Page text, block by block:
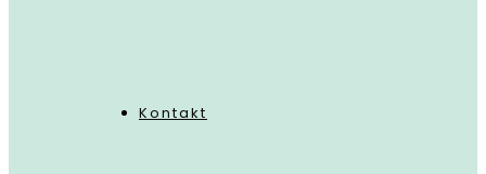
Kontakt